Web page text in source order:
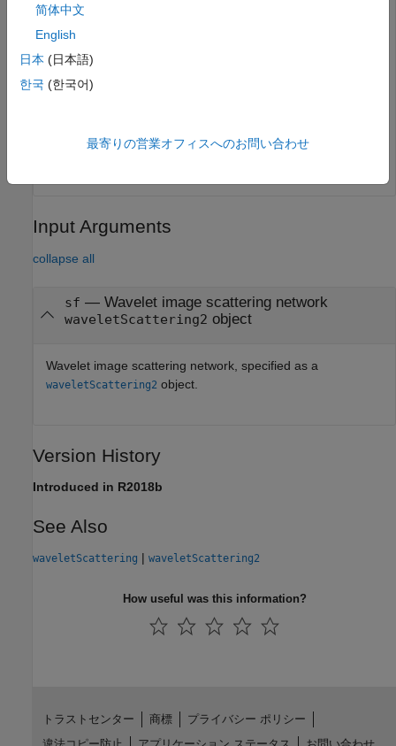
          OptimizePath: 1
Nfb = numfilterbanks(sf)
Input Arguments
collapse all
sf — Wavelet image scattering network
waveletScattering2 object
Wavelet image scattering network, specified as a
waveletScattering2 object.
Version History
Introduced in R2018b
See Also
waveletScattering | waveletScattering2
How useful was this information?
简体中文
English
日本 (日本語)
한국 (한국어)
最寄りの営業オフィスへのお問い合わせ
トラストセンター 商標
プライバシー ポリシー